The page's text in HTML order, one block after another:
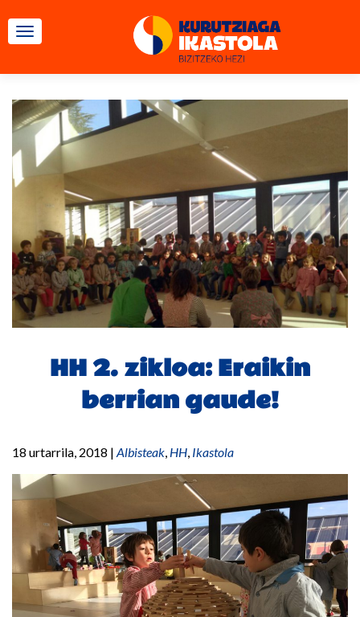
TOGGLE NAVIGATION
HH 2. zikloa: Eraikin
berrian gaude!
18 urtarrila, 2018 | Albisteak, HH, Ikastola